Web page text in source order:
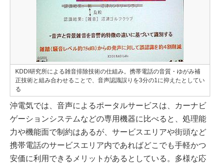
KDDI研究所による雑音排除技術の仕組み。携帯電話の音質・ゆがみ補
正技術と組み合わせることで、音声認識誤りを3分の1に抑えたとしてい
る
沖電気では、音声によるポータルサービスは、カーナビ
ゲーションシステムなどの専用機器に比べると、処理能
力や機能面で制約はあるが、サービスエリアや街頭など
携帯電話のサービスエリア内であればどこでも手軽かつ
安価に利用できるメリットがあるとしている。多様な応